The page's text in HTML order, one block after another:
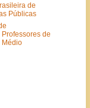
de
Públicas
de
Médio